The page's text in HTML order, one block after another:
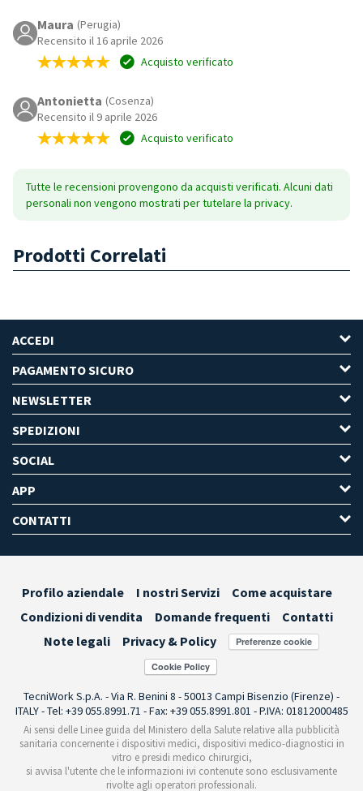
Maura (Perugia)
Recensito il 16 aprile 2026
Acquisto verificato
Antonietta (Cosenza)
Recensito il 9 aprile 2026
Acquisto verificato
Tutte le recensioni provengono da acquisti verificati. Alcuni dati
personali non vengono mostrati per tutelare la privacy.
Prodotti Correlati
ACCEDI
PAGAMENTO SICURO
NEWSLETTER
SPEDIZIONI
SOCIAL
APP
CONTATTI
Profilo aziendale I nostri Servizi
Come acquistare
Condizioni di vendita
Domande frequenti
Contatti
Note legali
Privacy & Policy Preferenze cookie
TecniWork S.p.A. - Via R. Benini 8 - 50013 Campi Bisenzio (Firenze) -
ITALY - Tel: +39 055.8991.71 - Fax: +39 055.8991.801 - P.IVA: 01812000485
Ai sensi delle Linee guida del Ministero della Salute relative alla pubblicità
sanitaria concernente i dispositivi medici, dispositivi medico-diagnostici in
vitro e presidi medico chirurgici,
si avvisa l'utente che le informazioni ivi contenute sono esclusivamente
rivolte agli operatori professionali.